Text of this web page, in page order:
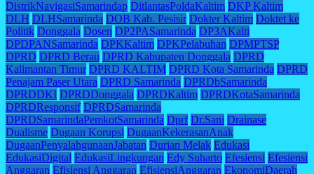
DistrikNavigasiSamarindap DitlantasPoldaKaltim DKP Kaltim
DLH DLHSamarinda DOB Kab. Pesisir Dokter Kaltim Doktet ke
Politik Donggala Dosen DP2PASamarinda DP3AKalti
DPDPANSamarinda DPKKaltim DPKPelabuhan DPMPTSP
DPRD DPRD Berau DPRD Kabupaten Donggala DPRD
Kalimantan Timur DPRD KALTIM DPRD Kota Samarinda DPRD
Penajam Paser Utara DPRD Samarinda DPRDbSamarinda
DPRDDKI DPRDDonggala DPRDKaltim DPRDKotaSamarinda
DPRDResponsif DPRDSamarinda
DPRDSamarindaPemkotSamarinda Dprf Dr.Sani Drainase
Dualisme Dugaan Korupsi DugaanKekerasanAnak
DugaanPenyalahgunaanJabatan Durian Melak Edukasi
EdukasiDigital EdukasiLingkungan Edy Suharto Efesiensi Efesiensi
Anggaran Efisiensi Anggaran EfisiensiAnggaran EkonomiDaerah